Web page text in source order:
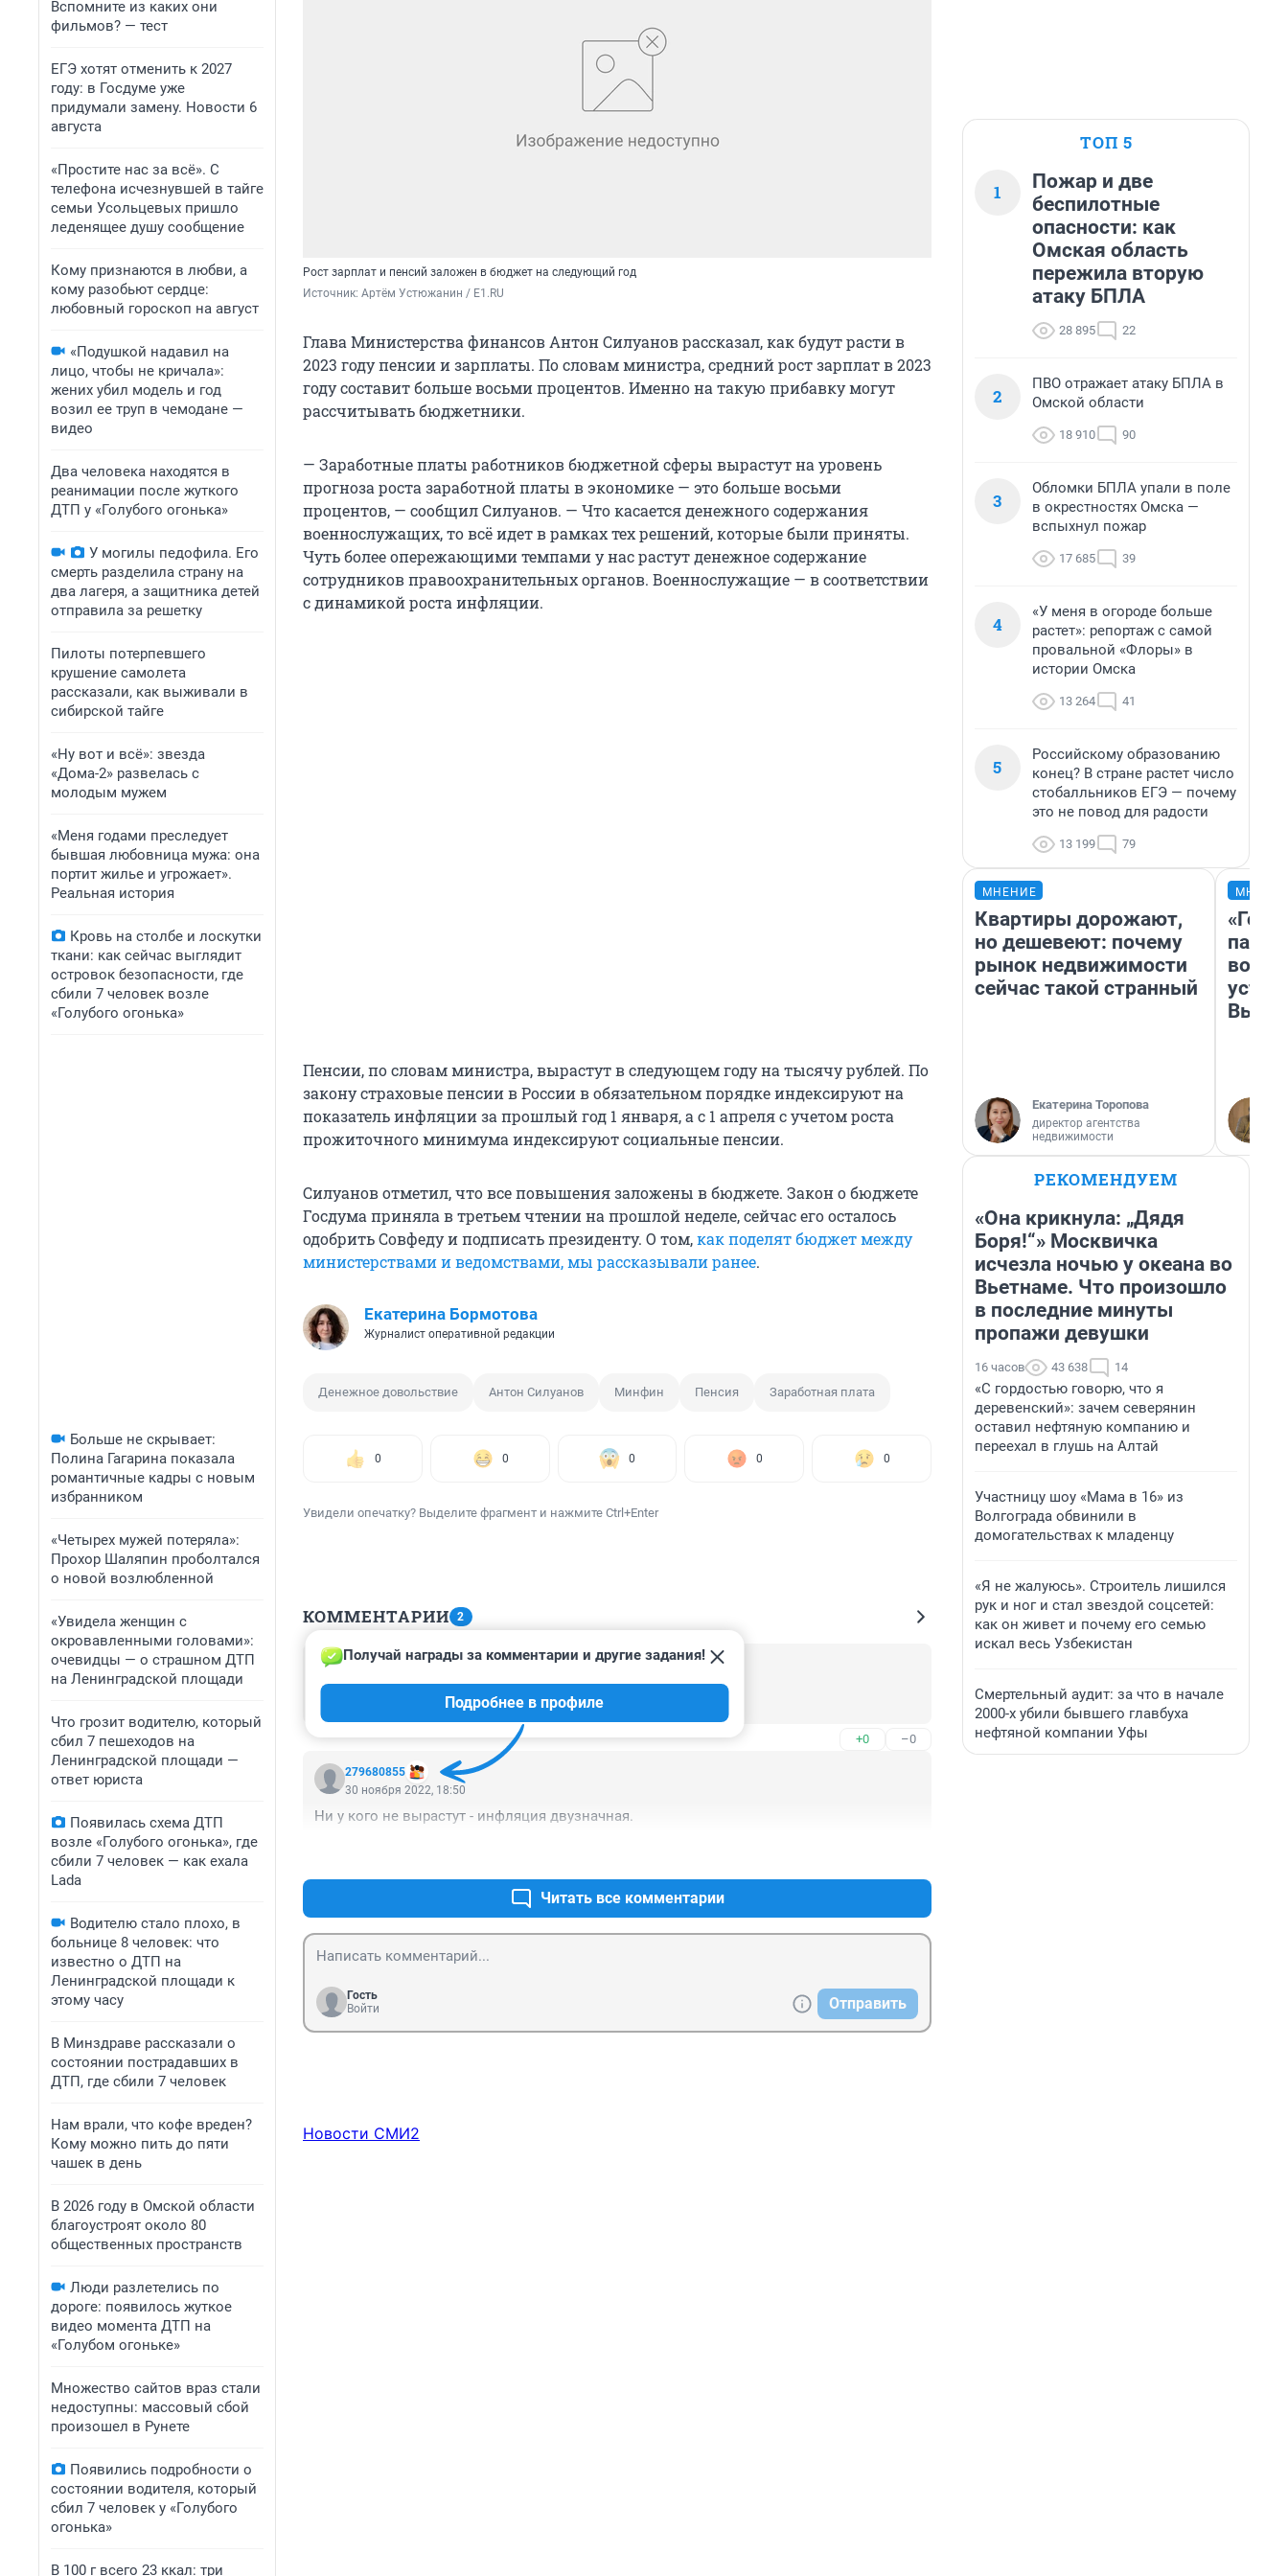
Вспомните из каких они
фильмов? — тест
ЕГЭ хотят отменить к 2027
году: в Госдуме уже
придумали замену. Новости 6
августа
«Простите нас за всё». С
телефона исчезнувшей в тайге
семьи Усольцевых пришло
леденящее душу сообщение
Кому признаются в любви, а
кому разобьют сердце:
любовный гороскоп на август
«Подушкой надавил на
лицо, чтобы не кричала»:
жених убил модель и год
возил ее труп в чемодане —
видео
Два человека находятся в
реанимации после жуткого
ДТП у «Голубого огонька»
У могилы педофила. Его
смерть разделила страну на
два лагеря, а защитника детей
отправила за решетку
Пилоты потерпевшего
крушение самолета
рассказали, как выживали в
сибирской тайге
«Ну вот и всё»: звезда
«Дома-2» развелась с
молодым мужем
«Меня годами преследует
бывшая любовница мужа: она
портит жилье и угрожает».
Реальная история
Кровь на столбе и лоскутки
ткани: как сейчас выглядит
островок безопасности, где
сбили 7 человек возле
«Голубого огонька»
Больше не скрывает:
Полина Гагарина показала
романтичные кадры с новым
избранником
«Четырех мужей потеряла»:
Прохор Шаляпин проболтался
о новой возлюбленной
«Увидела женщин с
окровавленными головами»:
очевидцы — о страшном ДТП
на Ленинградской площади
Что грозит водителю, который
сбил 7 пешеходов на
Ленинградской площади —
ответ юриста
Появилась схема ДТП
возле «Голубого огонька», где
сбили 7 человек — как ехала
Lada
Водителю стало плохо, в
больнице 8 человек: что
известно о ДТП на
Ленинградской площади к
этому часу
В Минздраве рассказали о
состоянии пострадавших в
ДТП, где сбили 7 человек
Нам врали, что кофе вреден?
Кому можно пить до пяти
чашек в день
В 2026 году в Омской области
благоустроят около 80
общественных пространств
Люди разлетелись по
дороге: появилось жуткое
видео момента ДТП на
«Голубом огоньке»
Множество сайтов враз стали
недоступны: массовый сбой
произошел в Рунете
Появились подробности о
состоянии водителя, который
сбил 7 человек у «Голубого
огонька»
В 100 г всего 23 ккал: три
Рост зарплат и пенсий заложен в бюджет на следующий год
Источник: Артём Устюжанин / E1.RU
Глава Министерства финансов Антон Силуанов рассказал, как будут расти в
2023 году пенсии и зарплаты. По словам министра, средний рост зарплат в 2023
году составит больше восьми процентов. Именно на такую прибавку могут
рассчитывать бюджетники.
— Заработные платы работников бюджетной сферы вырастут на уровень
прогноза роста заработной платы в экономике — это больше восьми
процентов, — сообщил Силуанов. — Что касается денежного содержания
военнослужащих, то всё идет в рамках тех решений, которые были приняты.
Чуть более опережающими темпами у нас растут денежное содержание
сотрудников правоохранительных органов. Военнослужащие — в соответствии
с динамикой роста инфляции.
Пенсии, по словам министра, вырастут в следующем году на тысячу рублей. По
закону страховые пенсии в России в обязательном порядке индексируют на
показатель инфляции за прошлый год 1 января, а с 1 апреля с учетом роста
прожиточного минимума индексируют социальные пенсии.
Силуанов отметил, что все повышения заложены в бюджете. Закон о бюджете
Госдума приняла в третьем чтении на прошлой неделе, сейчас его осталось
одобрить Совфеду и подписать президенту. О том,как поделят бюджет между
министерствами и ведомствами, мы рассказывали ранее.
Екатерина Бормотова
Журналист оперативной редакции
Денежное довольствие Антон Силуанов Минфин Пенсия Заработная плата
0 0 0 0 0
Увидели опечатку? Выделите фрагмент и нажмите Ctrl+Enter
КОММЕНТАРИИ 2
Гость
будет чиновник жить счастливо обирая тех кто его выбрал
+0 –0
279680855
Получай награды за комментарии и другие задания!
Подробнее в профиле
30 ноября 2022, 18:50
Ни у кого не вырастут - инфляция двузначная.
Читать все комментарии
Гость
Войти
Отправить
Новости СМИ2
ТОП 5
1
Пожар и две
беспилотные
опасности: как
Омская область
пережила вторую
атаку БПЛА
28 895 22
2
ПВО отражает атаку БПЛА в
Омской области
18 910 90
3
Обломки БПЛА упали в поле
в окрестностях Омска —
вспыхнул пожар
17 685 39
4
«У меня в огороде больше
растет»: репортаж с самой
провальной «Флоры» в
истории Омска
13 264 41
5
Российскому образованию
конец? В стране растет число
стобалльников ЕГЭ — почему
это не повод для радости
13 199 79
МНЕНИЕ
Квартиры дорожают,
но дешевеют: почему
рынок недвижимости
сейчас такой странный
Екатерина Торопова
директор агентства
недвижимости
РЕКОМЕНДУЕМ
«Она крикнула: „Дядя
Боря!“» Москвичка
исчезла ночью у океана во
Вьетнаме. Что произошло
в последние минуты
пропажи девушки
16 часов 43 638 14
«С гордостью говорю, что я
деревенский»: зачем северянин
оставил нефтяную компанию и
переехал в глушь на Алтай
Участницу шоу «Мама в 16» из
Волгограда обвинили в
домогательствах к младенцу
«Я не жалуюсь». Строитель лишился
рук и ног и стал звездой соцсетей:
как он живет и почему его семью
искал весь Узбекистан
Смертельный аудит: за что в начале
2000-х убили бывшего главбуха
нефтяной компании Уфы